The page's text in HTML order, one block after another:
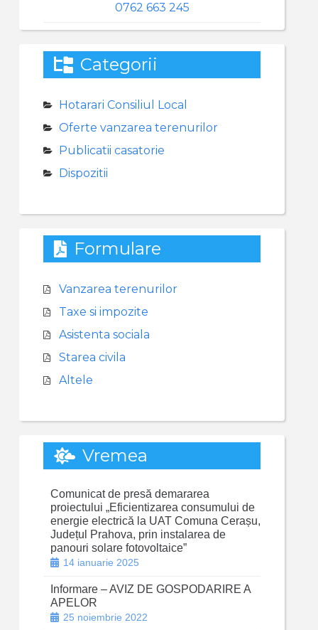
0762 663 245
Categorii
Hotarari Consiliul Local
Oferte vanzarea terenurilor
Publicatii casatorie
Dispozitii
Formulare
Vanzarea terenurilor
Taxe si impozite
Asistenta sociala
Starea civila
Altele
Vremea
Comunicat de presă demararea
proiectului „Eficientizarea consumului de
energie electrică la UAT Comuna Cerașu,
Județul Prahova, prin instalarea de
panouri solare fotovoltaice”
14 ianuarie 2025
Informare – AVIZ DE GOSPODARIRE A
APELOR
25 noiembrie 2022